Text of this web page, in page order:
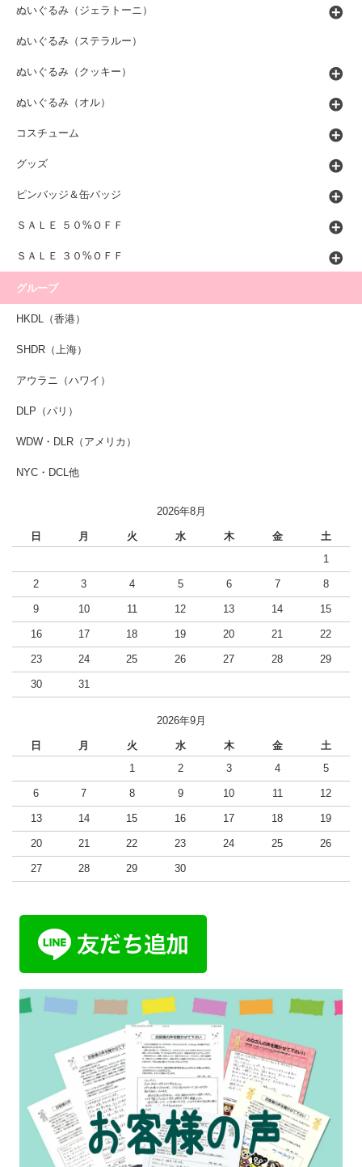
ぬいぐるみ（ジェラトーニ）
ぬいぐるみ（ステラルー）
ぬいぐるみ（クッキー）
ぬいぐるみ（オル）
コスチューム
グッズ
ピンバッジ＆缶バッジ
ＳＡＬＥ ５０%ＯＦＦ
ＳＡＬＥ ３０%ＯＦＦ
グループ
HKDL（香港）
SHDR（上海）
アウラニ（ハワイ）
DLP（パリ）
WDW・DLR（アメリカ）
NYC・DCL他
2026年8月
日 月 火 水 木 金
土
1
2 3 4 5 6 7 8
9 10 11 12 13 14 15
16 17 18 19 20 21 22
23 24 25 26 27 28 29
30 31
2026年9月
日 月 火 水 木 金
土
1
2 3 4 5
6 7 8 9 10 11 12
13 14 15 16 17 18 19
20 21 22 23 24 25 26
27 28 29 30